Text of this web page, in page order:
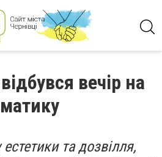
вечір на
та дозвілля,